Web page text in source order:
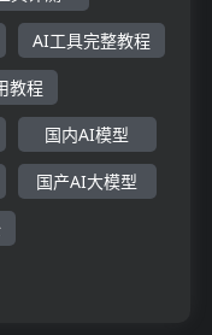
AI工具完整教程
教程
国内AI模型
国产AI大模型